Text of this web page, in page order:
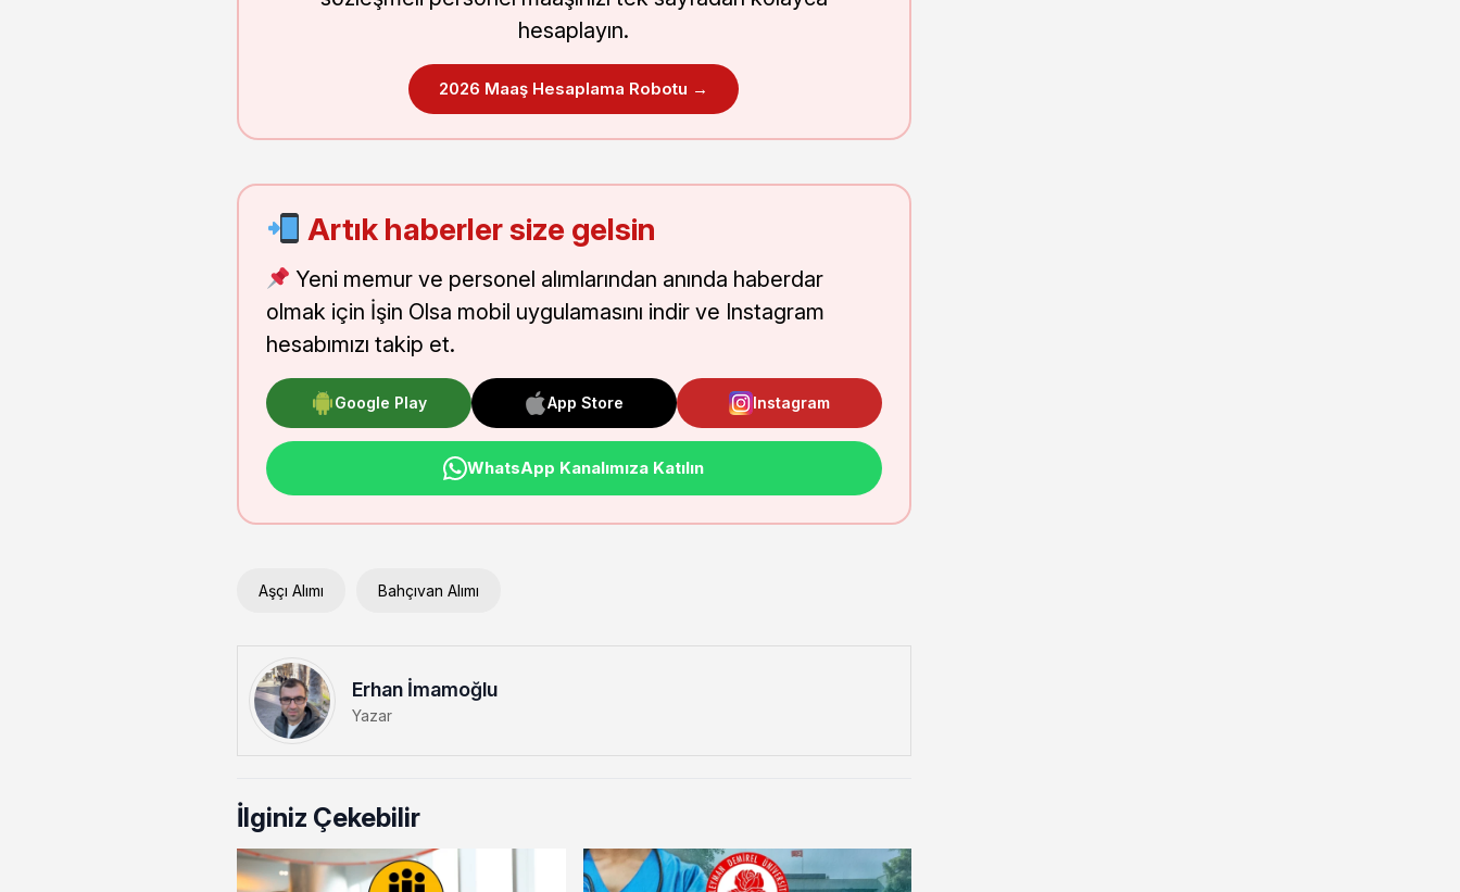
hesaplayın.
2026 Maaş Hesaplama Robotu →
Artık haberler size gelsin
Yeni memur ve personel alımlarından anında haberdar
olmak için İşin Olsa mobil uygulamasını indir ve Instagram
hesabımızı takip et.
Google Play App Store Instagram
WhatsApp Kanalımıza Katılın
Aşçı Alımı Bahçıvan Alımı
Erhan İmamoğlu
Yazar
İlginiz Çekebilir